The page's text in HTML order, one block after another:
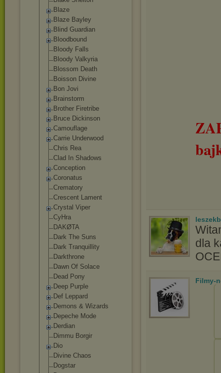
Blaze
Blaze Bayley
Blind Guardian
Bloodbound
Bloody Falls
Bloody Valkyria
Blossom Death
Boisson Divine
Bon Jovi
Brainstorm
Brother Firetribe
Bruce Dickinson
Camouflage
Carrie Underwood
Chris Rea
Clad In Shadows
Conception
Coronatus
Crematory
Crescent Lament
Crystal Viper
CyHra
DAKØTA
Dark The Suns
Dark Tranquillity
Darkthrone
Dawn Of Solace
Dead Pony
Deep Purple
Def Leppard
Demons & Wizards
Depeche Mode
Derdian
Dimmu Borgir
Dio
Divine Chaos
Dogstar
dla
Filmy-